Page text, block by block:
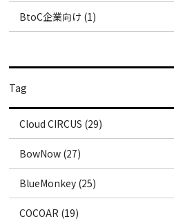
BtoC企業向け (1)
Tag
Cloud CIRCUS (29)
BowNow (27)
BlueMonkey (25)
COCOAR (19)